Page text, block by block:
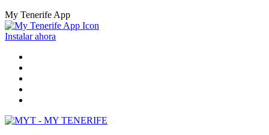
My Tenerife App
Instalar ahora